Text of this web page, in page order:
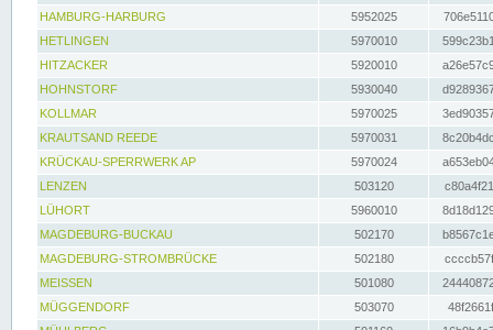
HAMBURG-HARBURG
5952025
HETLINGEN
5970010
HITZACKER
5920010
HOHNSTORF
5930040
KOLLMAR
5970025
KRAUTSAND REEDE
5970031
KRÜCKAU-SPERRWERK AP
5970024
LENZEN
503120
LÜHORT
5960010
MAGDEBURG-BUCKAU
502170
MAGDEBURG-STROMBRÜCKE
502180
MEISSEN
501080
MÜGGENDORF
503070